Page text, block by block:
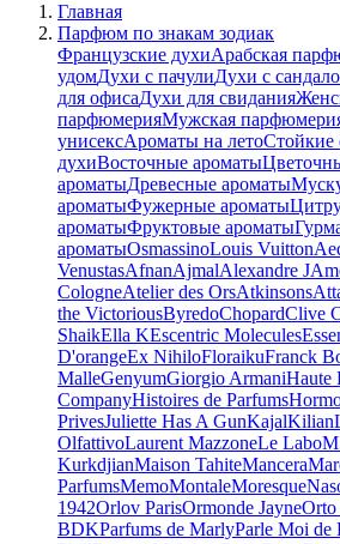
Главная
Парфюм по знакам зодиак
Французские духиАрабская
удомДухи с пачулиДухи с
для офисаДухи для свидания
парфюмерияМужская
унисексАроматы на летоСтойкие
духиВосточные ароматы
ароматыДревесные ароматы
ароматыФужерные ароматы
ароматыФруктовые ароматы
ароматыOsmassinoLouis Vuitton
VenustasAfnanAjmalAlexandre J
CologneAtelier des OrsAtkinsons
the VictoriousByredoChopardClive
ShaikElla KEscentric Molecules
D'orangeEx NihiloFloraikuFranck
MalleGenyumGiorgio ArmaniHaute
CompanyHistoires de Parfums
PrivesJuliette Has A GunKajalKilian
OlfattivoLaurent MazzoneLe Labo
KurkdjianMaison TahiteMancera
ParfumsMemoMontaleMoresque
1942Orlov ParisOrmonde JayneOrto
BDKParfums de MarlyParle Moi de